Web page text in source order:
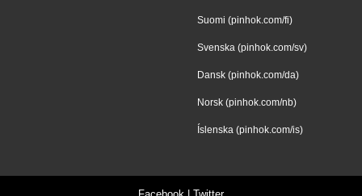
Suomi (pinhok.com/fi)
Svenska (pinhok.com/sv)
Dansk (pinhok.com/da)
Norsk (pinhok.com/nb)
Íslenska (pinhok.com/is)